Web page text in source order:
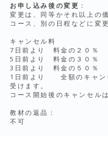
お申し込み後の変更 ：
変更は、同等かそれ以上の
コース、別の日程などに変
キャンセル料
7日前より 料金の２０％
5日前より 料金の３０％
3日前より 料金の５０％
1日前より 全額のキャン
受けます。
コース開始後のキャンセル
教材の返品：
不可